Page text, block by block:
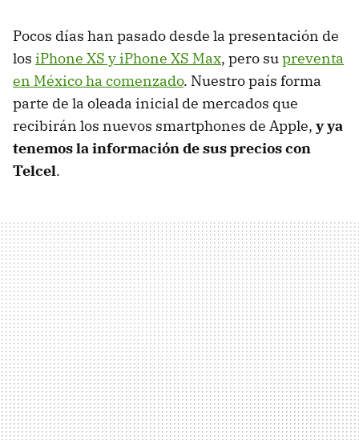
Pocos días han pasado desde la presentación de
los iPhone XS y iPhone XS Max, pero supreventa
en México ha comenzado. Nuestro país forma
parte de la oleada inicial de mercados que
recibirán los nuevos smartphones de Apple, y ya
tenemos la información de sus precios con
Telcel.